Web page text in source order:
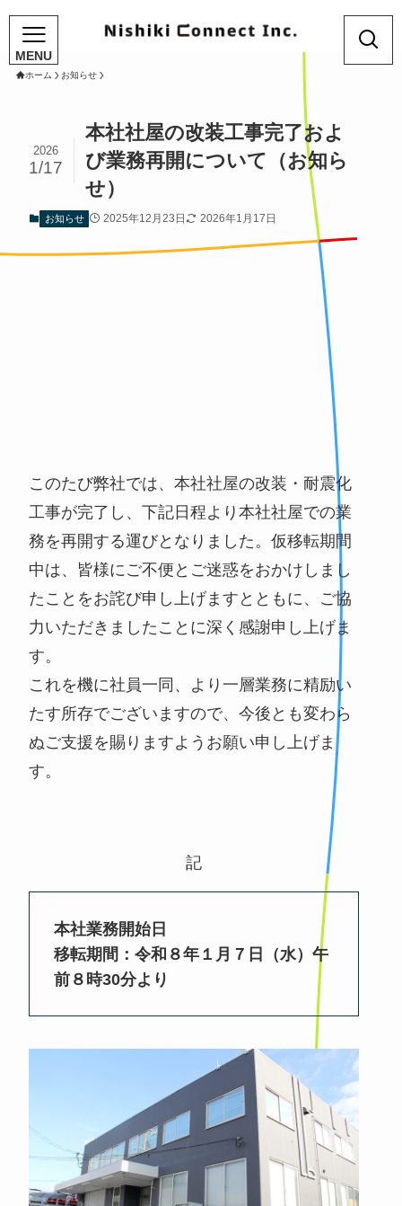
ホーム お知らせ
本社社屋の改装工事完了およ
び業務再開について（お知ら
せ）
2026
1/17
お知らせ 2025年12月23日 2026年1月17日
このたび弊社では、本社社屋の改装・耐震化
工事が完了し、下記日程より本社社屋での業
務を再開する運びとなりました。仮移転期間
中は、皆様にご不便とご迷惑をおかけしまし
たことをお詫び申し上げますとともに、ご協
力いただきましたことに深く感謝申し上げま
す。
これを機に社員一同、より一層業務に精励い
たす所存でございますので、今後とも変わら
ぬご支援を賜りますようお願い申し上げま
す。
記
本社業務開始日
移転期間：令和８年１月７日（水）午
前８時30分より